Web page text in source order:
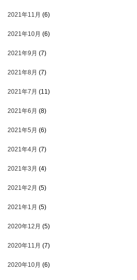
2021年11月 (6)
2021年10月 (6)
2021年9月 (7)
2021年8月 (7)
2021年7月 (11)
2021年6月 (8)
2021年5月 (6)
2021年4月 (7)
2021年3月 (4)
2021年2月 (5)
2021年1月 (5)
2020年12月 (5)
2020年11月 (7)
2020年10月 (6)